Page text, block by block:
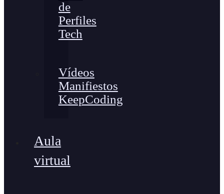
de
Perfiles
Tech
Vídeos
Manifiestos
KeepCoding
Aula
virtual